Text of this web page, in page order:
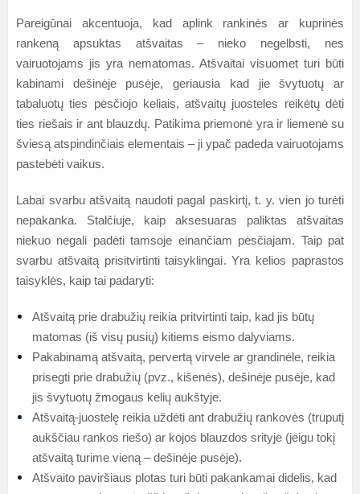
Pareigūnai akcentuoja, kad aplink rankinės ar kuprinės
rankeną apsuktas atšvaitas – nieko negelbsti, nes
vairuotojams jis yra nematomas. Atšvaitai visuomet turi būti
kabinami dešinėje pusėje, geriausia kad jie švytuotų ar
tabaluotų ties pėsčiojo keliais, atšvaitų juosteles reikėtų dėti
ties riešais ir ant blauzdų. Patikima priemonė yra ir liemenė su
šviesą atspindinčiais elementais – ji ypač padeda vairuotojams
pastebėti vaikus.
Labai svarbu atšvaitą naudoti pagal paskirtį, t. y. vien jo turėti
nepakanka. Stalčiuje, kaip aksesuaras paliktas atšvaitas
niekuo negali padėti tamsoje einančiam pėsčiajam. Taip pat
svarbu atšvaitą prisitvirtinti taisyklingai. Yra kelios paprastos
taisyklės, kaip tai padaryti:
Atšvaitą prie drabužių reikia pritvirtinti taip, kad jis būtų
matomas (iš visų pusių) kitiems eismo dalyviams.
Pakabinamą atšvaitą, pervertą virvele ar grandinėle, reikia
prisegti prie drabužių (pvz., kišenės), dešinėje pusėje, kad
jis švytuotų žmogaus kelių aukštyje.
Atšvaitą-juostelę reikia uždėti ant drabužių rankovės (truputį
aukščiau rankos riešo) ar kojos blauzdos srityje (jeigu tokį
atšvaitą turime vieną – dešinėje pusėje).
Atšvaito paviršiaus plotas turi būti pakankamai didelis, kad